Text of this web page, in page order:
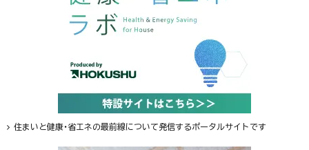
住まいと健康・省エネの最前線について発信するポータルサイトです